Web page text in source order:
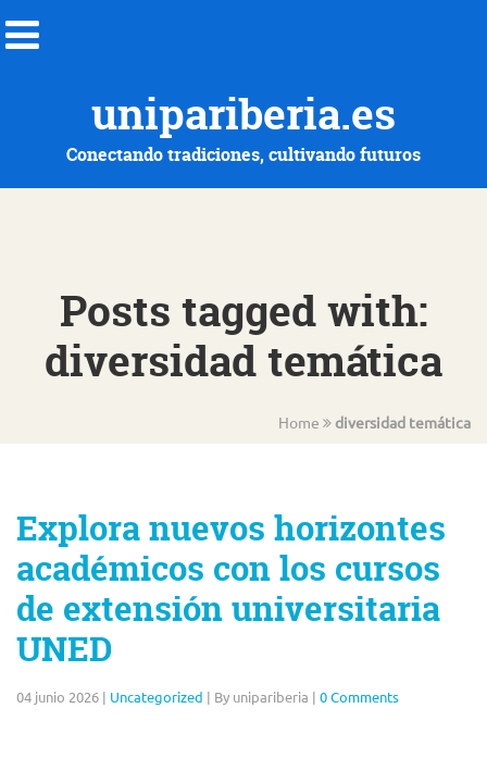
unipariberia.es
Conectando tradiciones, cultivando futuros
Posts tagged with:
diversidad temática
Home diversidad temática
Explora nuevos horizontes
académicos con los cursos
de extensión universitaria
UNED
04 junio 2026 | Uncategorized | By unipariberia | 0 Comments